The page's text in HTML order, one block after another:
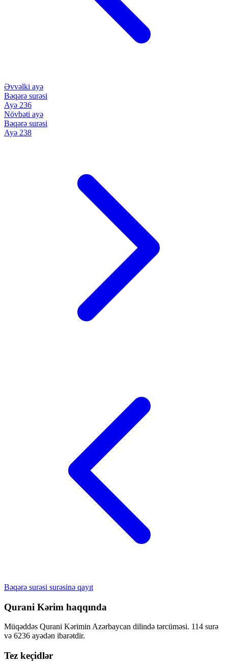
Əvvəlki ayə
Bəqərə surəsi
Ayə 236
Növbəti ayə
Bəqərə surəsi
Ayə 238
Bəqərə surəsi surəsinə qayıt
Qurani Kərim haqqında
Müqəddəs Qurani Kərimin Azərbaycan dilində tərcüməsi. 114 surə
və 6236 ayədən ibarətdir.
Tez keçidlər